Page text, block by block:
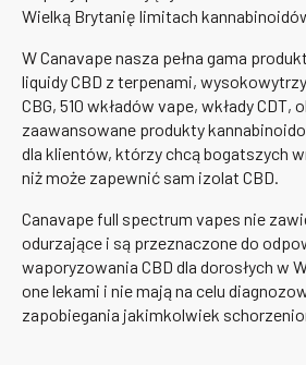
Wielką Brytanię limitach
W Canavape nasza pełna gama
liquidy CBD z terpenami,
CBG, 510 wkładów vape, wkłady CDT,
zaawansowane produkty
dla klientów, którzy chcą bogatszych
niż może zapewnić sam izolat CBD.
Canavape full spectrum vapes nie
odurzające i są przeznaczone do
waporyzowania CBD dla dorosłych w
one lekami i nie mają na celu
zapobiegania jakimkolwiek